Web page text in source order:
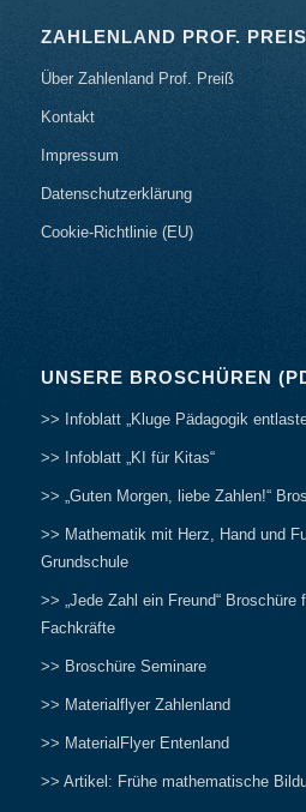
ZAHLENLAND PROF. PREISS
Über Zahlenland Prof. Preiß
Kontakt
Impressum
Datenschutzerklärung
Cookie-Richtlinie (EU)
UNSERE BROSCHÜREN
>> Infoblatt „Kluge Pädagogik
>> Infoblatt „KI für Kitas“
>> „Guten Morgen, liebe Zahlen!“
>> Mathematik mit Herz, Hand und
Grundschule
>> „Jede Zahl ein Freund“ Broschüre
Fachkräfte
>> Broschüre Seminare
>> Materialflyer Zahlenland
>> MaterialFlyer Entenland
>> Artikel: Frühe mathematische